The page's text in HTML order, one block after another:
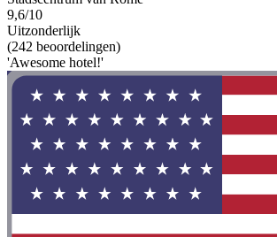
9,6/10
Uitzonderlijk
(242 beoordelingen)
'Awesome hotel!'